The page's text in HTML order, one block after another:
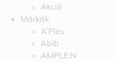
Akció
Márkák
A’Pieu
Abib
AMPLE:N